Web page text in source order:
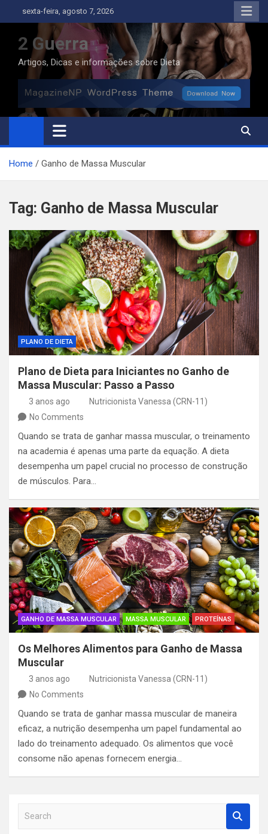
to
content
sexta-feira, agosto 7, 2026
2 Guerra
Artigos, Dicas e informações sobre Dieta
Home Ganho de Massa Muscular
Tag: Ganho de Massa Muscular
PLANO DE DIETA
Plano de Dieta para Iniciantes no Ganho de
Massa Muscular: Passo a Passo
3 anos ago
Nutricionista Vanessa (CRN-11)
No Comments
Quando se trata de ganhar massa muscular, o treinamento
na academia é apenas uma parte da equação. A dieta
desempenha um papel crucial no processo de construção
de músculos. Para…
GANHO DE MASSA MUSCULAR MASSA MUSCULAR PROTEÍNAS
Os Melhores Alimentos para Ganho de Massa
Muscular
3 anos ago
Nutricionista Vanessa (CRN-11)
No Comments
Quando se trata de ganhar massa muscular de maneira
eficaz, a nutrição desempenha um papel fundamental ao
lado do treinamento adequado. Os alimentos que você
consome não apenas fornecem energia…